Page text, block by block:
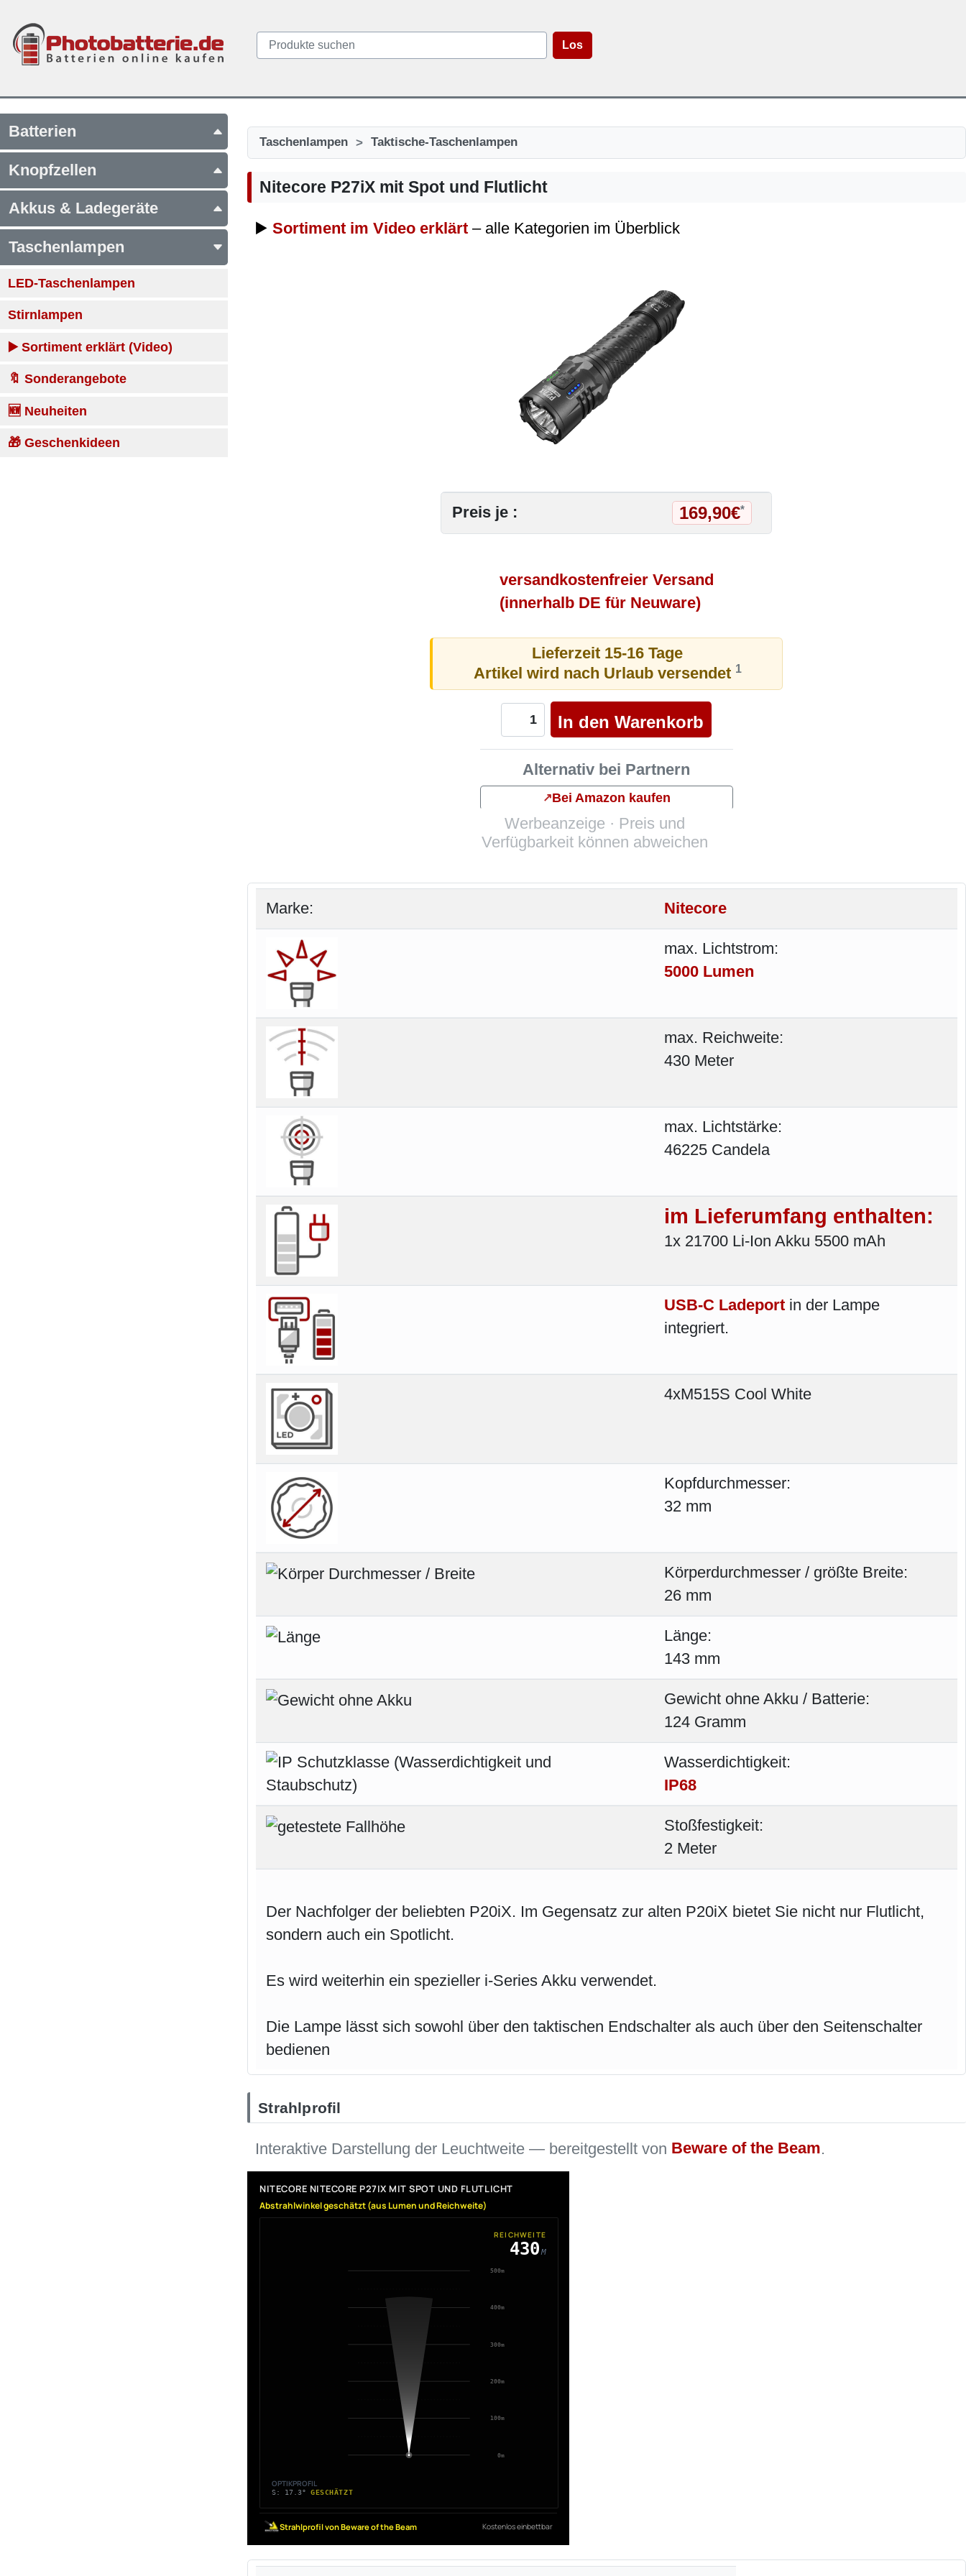
Los
Batterien
Knopfzellen
Akkus & Ladegeräte
Taschenlampen
LED-Taschenlampen
Stirnlampen
▶️ Sortiment erklärt (Video)
🔖 Sonderangebote
🆕 Neuheiten
🎁 Geschenkideen
Taschenlampen > Taktische-Taschenlampen
Nitecore P27iX mit Spot und Flutlicht
▶️ Sortiment im Video erklärt– alle Kategorien im Überblick
Preis je : 169,90€*
versandkostenfreier Versand
(innerhalb DE für Neuware)
Lieferzeit 15-16 Tage
Artikel wird nach Urlaub versendet 1
Alternativ bei Partnern
↗Bei Amazon kaufen
Werbeanzeige · Preis und
Verfügbarkeit können abweichen
Marke: Nitecore
max. Lichtstrom:
5000 Lumen
max. Reichweite:
430 Meter
max. Lichtstärke:
46225 Candela
im Lieferumfang enthalten:
1x 21700 Li-Ion Akku 5500 mAh
USB-C Ladeportin der Lampe
integriert.
4xM515S Cool White
Kopfdurchmesser:
32 mm
Körperdurchmesser / größte Breite:
26 mm
Länge:
143 mm
Gewicht ohne Akku / Batterie:
124 Gramm
Wasserdichtigkeit:
IP68
Stoßfestigkeit:
2 Meter
Der Nachfolger der beliebten P20iX. Im Gegensatz zur alten P20iX bietet Sie nicht nur Flutlicht,
sondern auch ein Spotlicht.
Es wird weiterhin ein spezieller i-Series Akku verwendet.
Die Lampe lässt sich sowohl über den taktischen Endschalter als auch über den Seitenschalter
bedienen
Strahlprofil
Interaktive Darstellung der Leuchtweite — bereitgestellt von Beware of the Beam.